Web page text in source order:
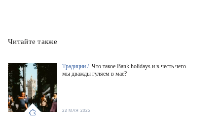
Читайте также
Традиции / Что такое Bank holidays и в честь чего
мы дважды гуляем в мае?
23 МАЯ 2025